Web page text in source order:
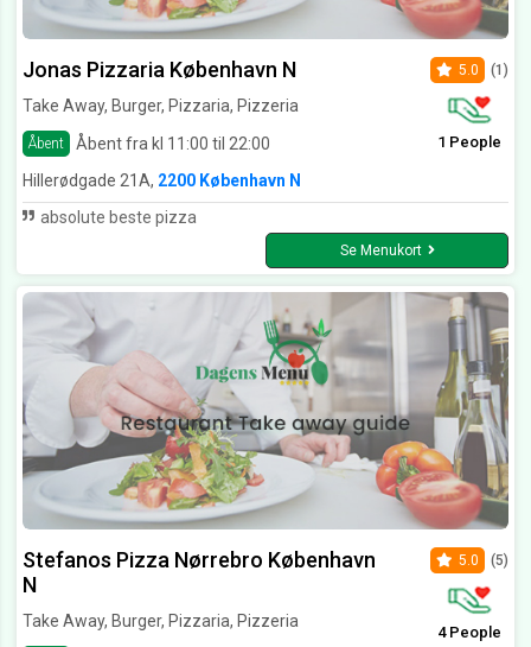
Jonas Pizzaria København N
Take Away, Burger, Pizzaria, Pizzeria
Åbent Åbent fra kl 11:00 til 22:00
5.0 (1)
1 People
Hillerødgade 21A, 2200 København N
absolute beste pizza
Se Menukort
Stefanos Pizza Nørrebro København
N
Take Away, Burger, Pizzaria, Pizzeria
5.0 (5)
4 People